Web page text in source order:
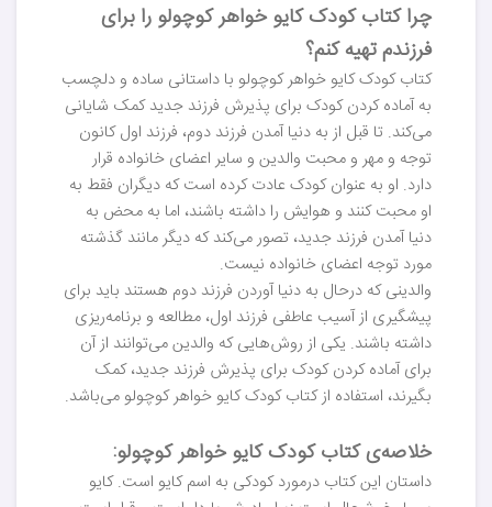
چرا کتاب کودک کایو خواهر کوچولو را برای
فرزندم تهیه کنم؟
کتاب کودک کایو خواهر کوچولو با داستانی ساده و دلچسب
به آماده کردن کودک برای پذیرش فرزند جدید کمک شایانی
می‌کند. تا قبل از به دنیا آمدن فرزند دوم، فرزند اول کانون
توجه و مهر و محبت والدین و سایر اعضای خانواده قرار
دارد. او به عنوان کودک عادت کرده است که دیگران فقط به
او محبت کنند و هوایش را داشته باشند، اما به محض به
دنیا آمدن فرزند جدید، تصور می‌کند که دیگر مانند گذشته
مورد توجه اعضای خانواده نیست.
والدینی که درحال به دنیا آوردن فرزند دوم هستند باید برای
پیشگیری از آسیب عاطفی فرزند اول، مطالعه و برنامه‌ریزی
داشته باشند. یکی از روش‌هایی که والدین می‌توانند از آن
برای آماده کردن کودک برای پذیرش فرزند جدید، کمک
بگیرند، استفاده از کتاب‌ کودک کایو خواهر کوچولو می‌باشد.
خلاصه‌ی کتاب کودک کایو خواهر کوچولو:
داستان این کتاب درمورد کودکی به اسم کایو است. کایو